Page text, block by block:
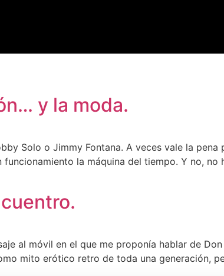
y la moda.
Solo o Jimmy Fontana. A veces vale la
la máquina del tiempo. Y no,
al móvil en el que me proponía hablar de
mito erótico retro de toda una generación,